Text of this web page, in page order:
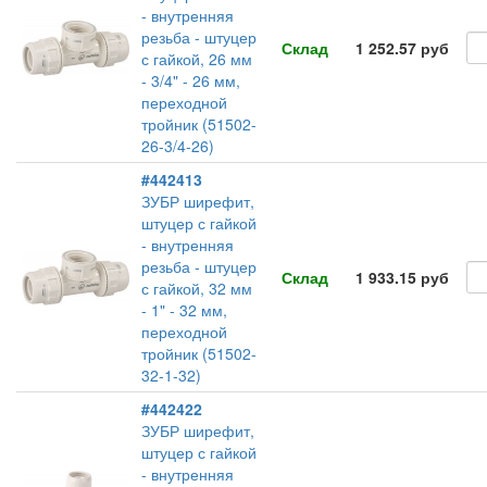
- внутренняя
резьба - штуцер
с гайкой, 26 мм
- 3/4" - 26 мм,
переходной
тройник (51502-
26-3/4-26)
Склад 1 252.57 руб
#442413
ЗУБР ширефит,
штуцер с гайкой
- внутренняя
резьба - штуцер
с гайкой, 32 мм
- 1" - 32 мм,
переходной
тройник (51502-
32-1-32)
Склад 1 933.15 руб
#442422
ЗУБР ширефит,
штуцер с гайкой
- внутренняя